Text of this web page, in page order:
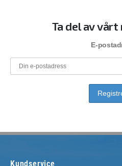
Ta del av
E-
Kundservice